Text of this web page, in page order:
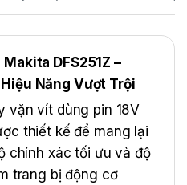
DFS251Z –
Năng Vượt Trội
vặn vít dùng pin 18V
thiết kế để mang lại
chính xác tối ưu và độ
trang bị động cơ